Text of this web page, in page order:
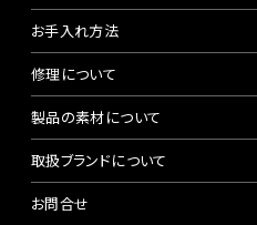
お手入れ方法
修理について
製品の素材について
取扱ブランドについて
お問合せ